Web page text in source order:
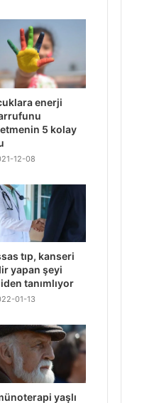
enerji
5 kolay
12-08
tıp, kanseri
yapan şeyi
tanımlıyor
01-13
yaşlı